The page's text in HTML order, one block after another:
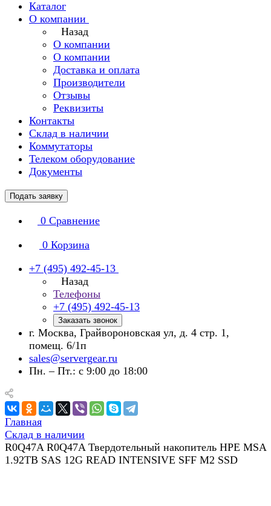
Каталог
О компании
Назад
О компании
О компании
Доставка и оплата
Производители
Отзывы
Реквизиты
Контакты
Склад в наличии
Коммутаторы
Телеком оборудование
Документы
Подать заявку
0 Сравнение
0 Корзина
+7 (495) 492-45-13
Назад
Телефоны
+7 (495) 492-45-13
Заказать звонок
г. Москва, Грайвороновская ул, д. 4 стр. 1,
помещ. 6/1п
sales@servergear.ru
Пн. – Пт.: с 9:00 до 18:00
Главная
Склад в наличии
R0Q47A R0Q47A Твердотельный накопитель HPE MSA
1.92TB SAS 12G READ INTENSIVE SFF M2 SSD